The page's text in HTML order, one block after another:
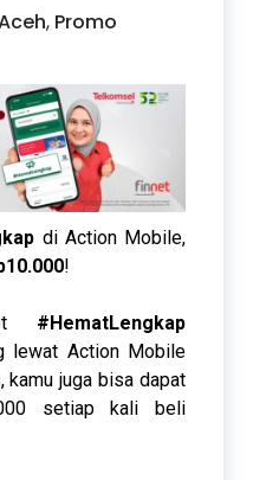
, Promo
di Action Mobile,
!
#HematLengkap
lewat Action Mobile
kamu juga bisa dapat
setiap kali beli